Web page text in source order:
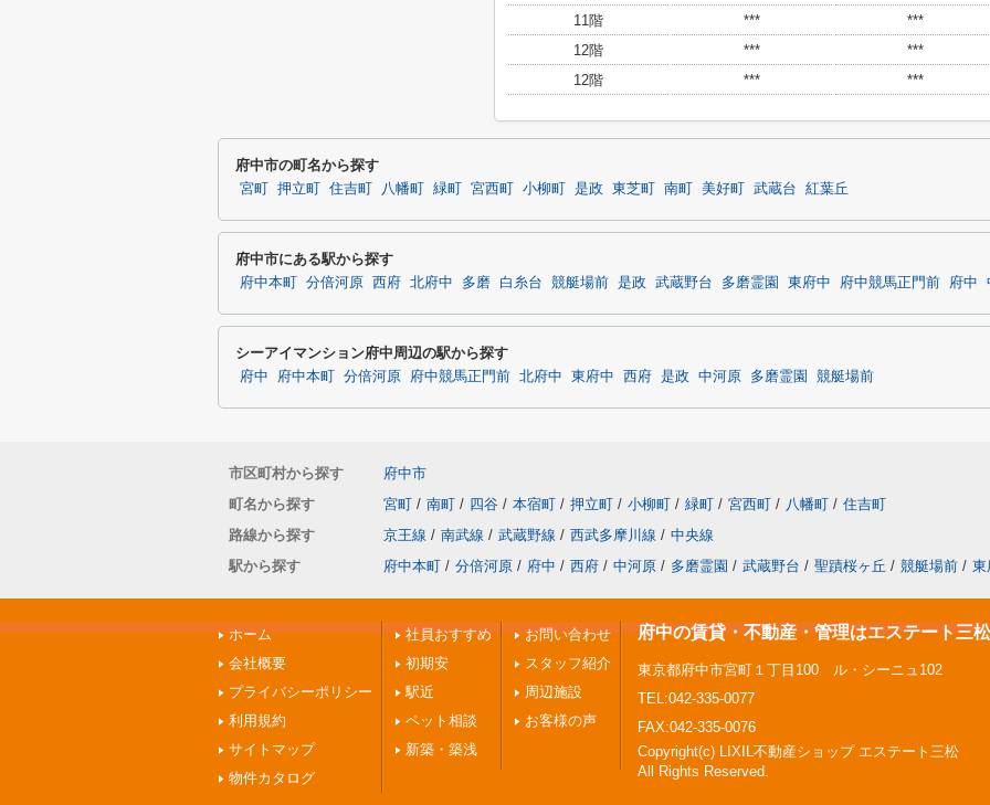
11階
***
***
12階
***
***
12階
*** ***
府中市の町名から探す
宮町 押立町 住吉町 八幡町 緑町 宮西町 小柳町 是政 東芝町 南町 美好町 武蔵台 紅葉丘
府中市にある駅から探す
府中本町 分倍河原 西府 北府中 多磨 白糸台 競艇場前 是政 武蔵野台 多磨霊園 東府中 府中競馬正門前 府中
シーアイマンション府中周辺の駅から探す
府中 府中本町 分倍河原 府中競馬正門前 北府中 東府中 西府 是政 中河原 多磨霊園 競艇場前
市区町村から探す
府中市
町名から探す
宮町 / 南町 / 四谷 / 本宿町 / 押立町 / 小柳町 / 緑町 / 宮西町 / 八幡町 / 住吉町
路線から探す
京王線 / 南武線 / 武蔵野線 / 西武多摩川線 / 中央線
駅から探す
府中本町 / 分倍河原 / 府中 / 西府 / 中河原 / 多磨霊園 / 武蔵野台 / 聖蹟桜ヶ丘 / 競艇場前 / 東
ホーム
会社概要
プライバシーポリシー
利用規約
サイトマップ
物件カタログ
社員おすすめ
初期安
駅近
ペット相談
新築・築浅
お問い合わせ
スタッフ紹介
周辺施設
お客様の声
府中の賃貸・不動産・管理はエステート三松
東京都府中市宮町１丁目100 ル・シーニュ102
TEL:042-335-0077
FAX:042-335-0076
Copyright(c) LIXIL不動産ショップ エステート三松
All Rights Reserved.